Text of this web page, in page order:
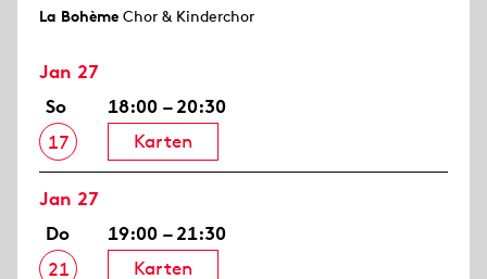
La Bohème Chor & Kinderchor
Jan 27
So
17
18:00 – 20:30
Karten
Jan 27
Do
21
19:00 – 21:30
Karten